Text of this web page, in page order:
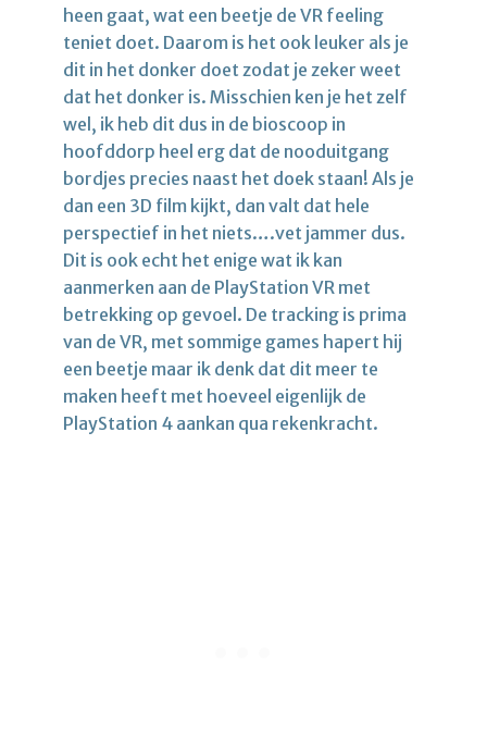
heen gaat, wat een beetje de VR feeling
teniet doet. Daarom is het ook leuker als je
dit in het donker doet zodat je zeker weet
dat het donker is. Misschien ken je het zelf
wel, ik heb dit dus in de bioscoop in
hoofddorp heel erg dat de nooduitgang
bordjes precies naast het doek staan! Als je
dan een 3D film kijkt, dan valt dat hele
perspectief in het niets….vet jammer dus.
Dit is ook echt het enige wat ik kan
aanmerken aan de PlayStation VR met
betrekking op gevoel. De tracking is prima
van de VR, met sommige games hapert hij
een beetje maar ik denk dat dit meer te
maken heeft met hoeveel eigenlijk de
PlayStation 4 aankan qua rekenkracht.